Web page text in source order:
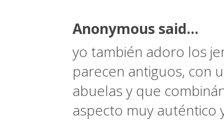
Anonymous said...
yo también adoro los
parecen antiguos, con
abuelas y que
aspecto muy auténtico